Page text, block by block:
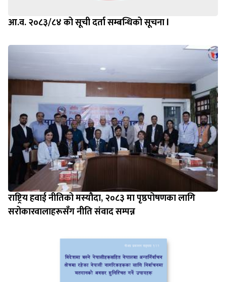
आ.व. २०८३/८४ को सूची दर्ता सम्बन्धिको सूचना l
राष्ट्रिय हवाई नीतिको मस्यौदा, २०८३ मा पृष्ठपोषणका लागि
सरोकारवालाहरूसँग नीति संवाद सम्पन्न